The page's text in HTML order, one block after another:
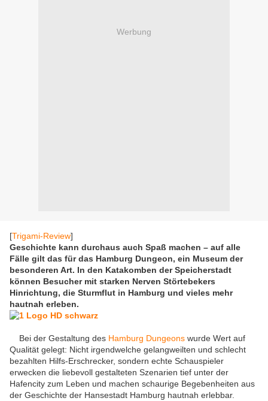
Werbung
[Trigami-Review]
Geschichte kann durchaus auch Spaß machen – auf alle
Fälle gilt das für das Hamburg Dungeon, ein Museum der
besonderen Art. In den Katakomben der Speicherstadt
können Besucher mit starken Nerven Störtebekers
Hinrichtung, die Sturmflut in Hamburg und vieles mehr
hautnah erleben.
Bei der Gestaltung des Hamburg Dungeons wurde Wert auf
Qualität gelegt: Nicht irgendwelche gelangweilten und schlecht
bezahlten Hilfs-Erschrecker, sondern echte Schauspieler
erwecken die liebevoll gestalteten Szenarien tief unter der
Hafencity zum Leben und machen schaurige Begebenheiten aus
der Geschichte der Hansestadt Hamburg hautnah erlebbar.